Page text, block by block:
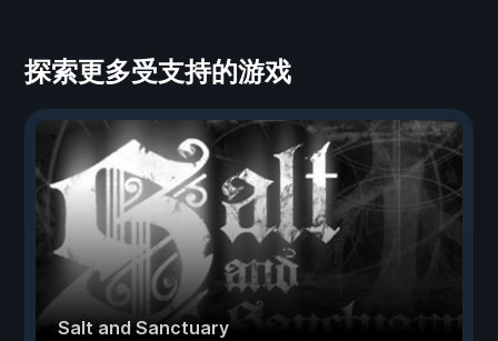
探索更多受支持的游戏
Salt and Sanctuary